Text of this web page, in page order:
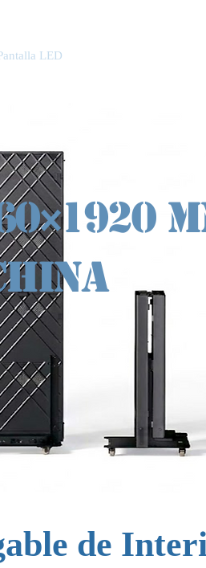
LED
de